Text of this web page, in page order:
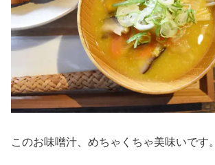
このお味噌汁、めちゃくちゃ美味いです。